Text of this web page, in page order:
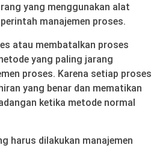
yang menggunakan alat
manajemen proses.
atau membatalkan proses
yang paling jarang
proses. Karena setiap proses
yang benar dan mematikan
ketika metode normal
harus dilakukan manajemen